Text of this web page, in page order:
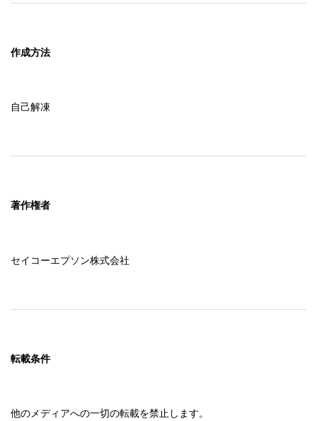
作成方法
自己解凍
著作権者
セイコーエプソン株式会社
転載条件
他のメディアへの一切の転載を禁止します。